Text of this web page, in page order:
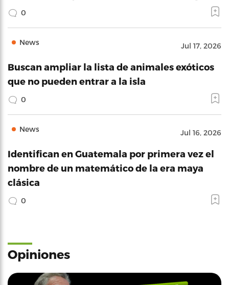
0
News Jul 17, 2026
Buscan ampliar la lista de animales exóticos
que no pueden entrar a la isla
0
News Jul 16, 2026
Identifican en Guatemala por primera vez el
nombre de un matemático de la era maya
clásica
0
Opiniones